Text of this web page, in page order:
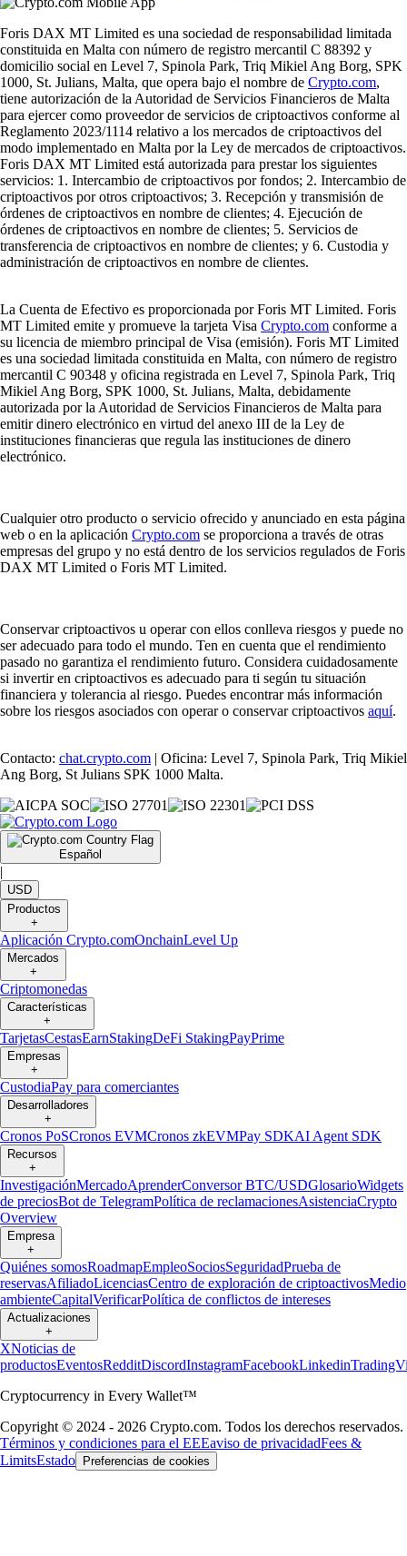
Foris DAX MT Limited es una sociedad de responsabilidad limitada
constituida en Malta con número de registro mercantil C 88392 y
domicilio social en Level 7, Spinola Park, Triq Mikiel Ang Borg, SPK
1000, St. Julians, Malta, que opera bajo el nombre de Crypto.com,
tiene autorización de la Autoridad de Servicios Financieros de Malta
para ejercer como proveedor de servicios de criptoactivos conforme al
Reglamento 2023/1114 relativo a los mercados de criptoactivos del
modo implementado en Malta por la Ley de mercados de criptoactivos.
Foris DAX MT Limited está autorizada para prestar los siguientes
servicios: 1. Intercambio de criptoactivos por fondos; 2. Intercambio de
criptoactivos por otros criptoactivos; 3. Recepción y transmisión de
órdenes de criptoactivos en nombre de clientes; 4. Ejecución de
órdenes de criptoactivos en nombre de clientes; 5. Servicios de
transferencia de criptoactivos en nombre de clientes; y 6. Custodia y
administración de criptoactivos en nombre de clientes.
La Cuenta de Efectivo es proporcionada por Foris MT Limited. Foris
MT Limited emite y promueve la tarjeta Visa Crypto.com conforme a
su licencia de miembro principal de Visa (emisión). Foris MT Limited
es una sociedad limitada constituida en Malta, con número de registro
mercantil C 90348 y oficina registrada en Level 7, Spinola Park, Triq
Mikiel Ang Borg, SPK 1000, St. Julians, Malta, debidamente
autorizada por la Autoridad de Servicios Financieros de Malta para
emitir dinero electrónico en virtud del anexo III de la Ley de
instituciones financieras que regula las instituciones de dinero
electrónico.
Cualquier otro producto o servicio ofrecido y anunciado en esta página
web o en la aplicación Crypto.com se proporciona a través de otras
empresas del grupo y no está dentro de los servicios regulados de Foris
DAX MT Limited o Foris MT Limited.
Conservar criptoactivos u operar con ellos conlleva riesgos y puede no
ser adecuado para todo el mundo. Ten en cuenta que el rendimiento
pasado no garantiza el rendimiento futuro. Considera cuidadosamente
si invertir en criptoactivos es adecuado para ti según tu situación
financiera y tolerancia al riesgo. Puedes encontrar más información
sobre los riesgos asociados con operar o conservar criptoactivos aquí.
Contacto: chat.crypto.com | Oficina: Level 7, Spinola Park, Triq Mikiel
Ang Borg, St Julians SPK 1000 Malta.
Español
|
USD
Productos
+
Aplicación Crypto.comOnchainLevel Up
Mercados
+
Criptomonedas
Características
+
TarjetasCestasEarnStakingDeFi StakingPayPrime
Empresas
+
CustodiaPay para comerciantes
Desarrolladores
+
Cronos PoSCronos EVMCronos zkEVMPay SDKAI Agent SDK
Recursos
+
InvestigaciónMercadoAprenderConversor BTC/USDGlosarioWidgets
de preciosBot de TelegramPolítica de reclamacionesAsistenciaCrypto
Overview
Empresa
+
Quiénes somosRoadmapEmpleoSociosSeguridadPrueba de
reservasAfiliadoLicenciasCentro de exploración de criptoactivosMedio
ambienteCapitalVerificarPolítica de conflictos de intereses
Actualizaciones
+
XNoticias de
productosEventosRedditDiscordInstagramFacebookLinkedin
Cryptocurrency in Every Wallet™
Copyright © 2024 - 2026 Crypto.com. Todos los derechos reservados.
Términos y condiciones para el EEEaviso de privacidadFees &
LimitsEstado Preferencias de cookies